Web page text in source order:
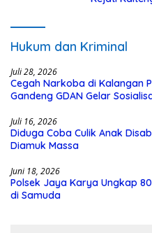
Hukum dan Kriminal
Juli 28, 2026
Cegah Narkoba di Kalangan
Gandeng GDAN Gelar
Juli 16, 2026
Diduga Coba Culik Anak
Diamuk Massa
Juni 18, 2026
Polsek Jaya Karya Ungkap
di Samuda